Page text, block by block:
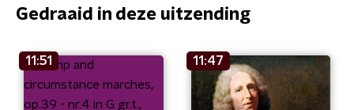
Gedraaid in deze uitzending
11:51 11:47